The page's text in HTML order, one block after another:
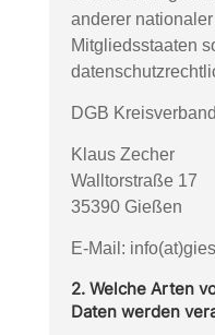
anderer
Mitgliedsstaaten
DGB
Klaus Zecher
Walltorstraße 17
35390 Gießen
E-Mail: info(at)
2. Welche Arten
Daten werden